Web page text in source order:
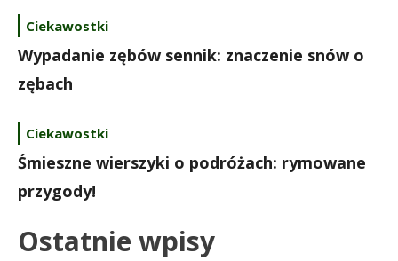
Ciekawostki
Wypadanie zębów sennik: znaczenie snów o
zębach
Ciekawostki
Śmieszne wierszyki o podróżach: rymowane
przygody!
Ostatnie wpisy